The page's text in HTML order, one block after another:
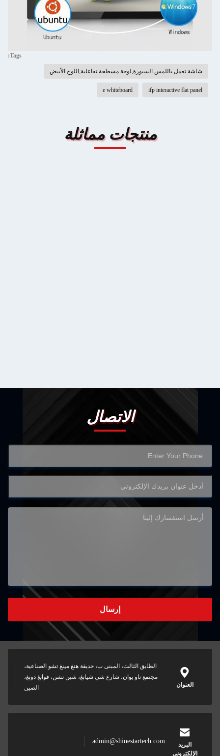
Tags:
شاشة تعمل باللمس السبورة,لوحة مسطحة تفاعلية,اللوح الأبيض
ifp interactive flat panel
e whiteboard
منتجات مماثلة
الاتصال
إرسال
العنوان
الطابق الثالث، المبنى ب، حديقة هنغ مينغ تشو الصناعية،
مجتمع تاو يوان، شارع شي شيانغ، شين تشن، قوانغ دونغ،
الصين
البريد
الإلكتروني
admin@shinestartech.com